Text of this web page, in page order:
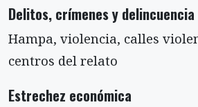
Delitos, crímenes y delincuencia
Hampa, violencia, calles
centros del relato
Estrechez económica